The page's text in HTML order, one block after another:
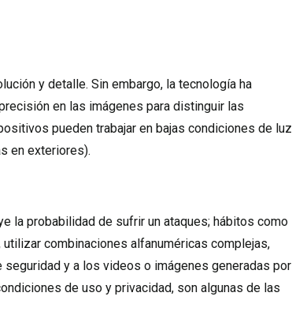
y detalle. Sin embargo, la tecnología ha
en las imágenes para distinguir las
pueden trabajar en bajas condiciones de luz
en exteriores).
la probabilidad de sufrir un ataques; hábitos como
combinaciones alfanuméricas complejas,
y a los videos o imágenes generadas por
de uso y privacidad, son algunas de las